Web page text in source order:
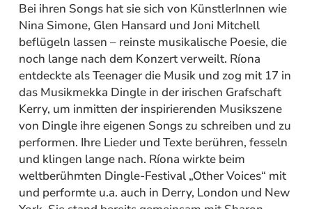
Bei ihren Songs hat sie sich von KünstlerInnen wie
Nina Simone, Glen Hansard und Joni Mitchell
beflügeln lassen – reinste musikalische Poesie, die
noch lange nach dem Konzert verweilt. Ríona
entdeckte als Teenager die Musik und zog mit 17 in
das Musikmekka Dingle in der irischen Grafschaft
Kerry, um inmitten der inspirierenden Musikszene
von Dingle ihre eigenen Songs zu schreiben und zu
performen. Ihre Lieder und Texte berühren, fesseln
und klingen lange nach. Ríona wirkte beim
weltberühmten Dingle-Festival „Other Voices“ mit
und performte u.a. auch in Derry, London und New